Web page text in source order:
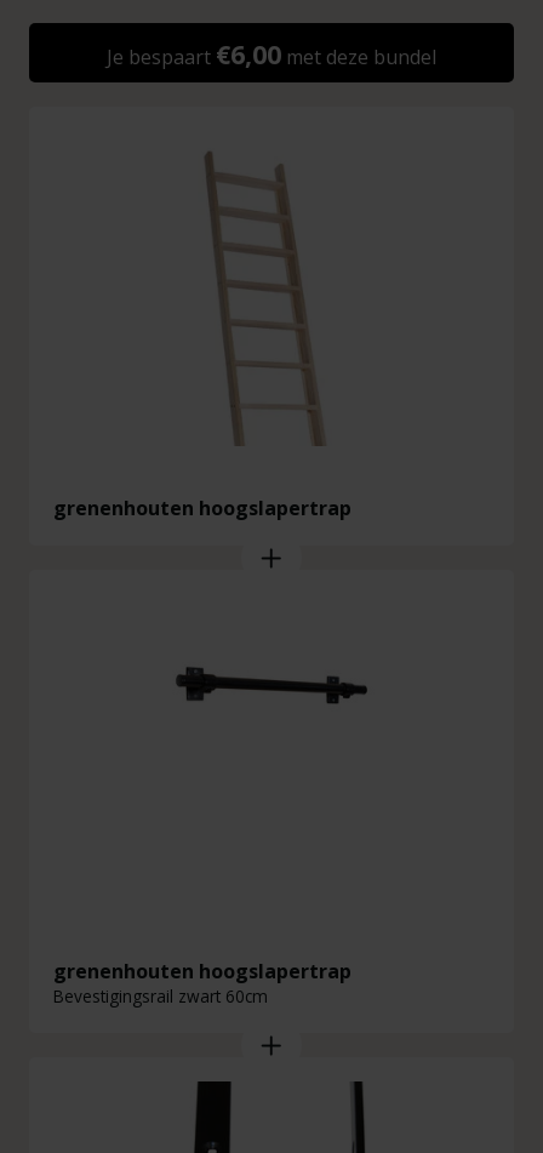
Je bespaart €6,00 met deze bundel
grenenhouten hoogslapertrap
grenenhouten hoogslapertrap
Bevestigingsrail zwart 60cm